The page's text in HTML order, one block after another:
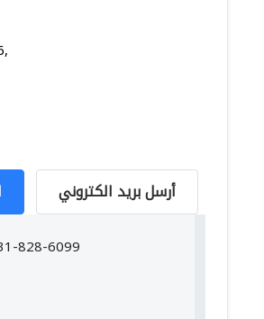
أرسل بريد الكتروني
828-6099